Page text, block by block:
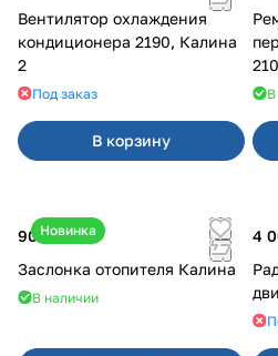
Вентилятор охлаждения
кондиционера 2190, Калина
2
Под заказ
В корзину
Новинка
900 ₽
Заслонка отопителя Калина
В наличии
4